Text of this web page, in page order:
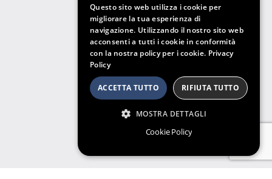
Questo sito web utilizza i cookie per
migliorare la tua esperienza di
navigazione. Utilizzando il nostro sito web
acconsenti a tutti i cookie in conformità
con la nostra policy per i cookie. Privacy
Policy
ACCETTA TUTTO RIFIUTA TUTTO
MOSTRA DETTAGLI
Cookie Policy